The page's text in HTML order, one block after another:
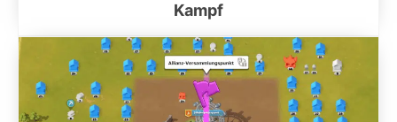
Kampf